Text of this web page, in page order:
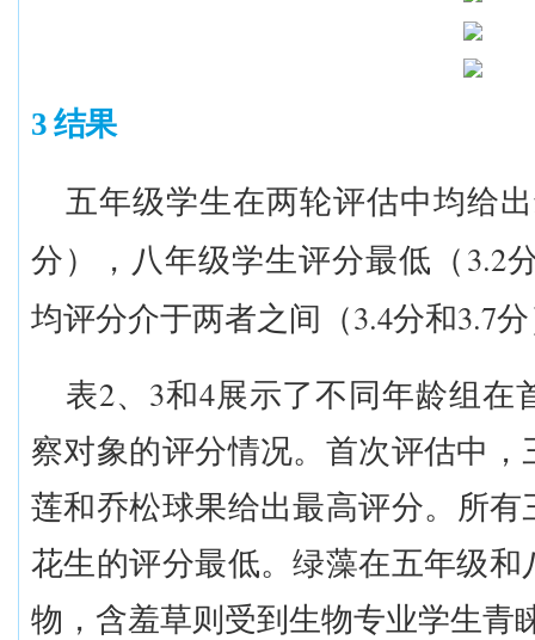
3 结果
五年级学生在两轮评估中均给
分），八年级学生评分最低（ 3.2
均评分介于两者之间（3.4分和3.7
表2、 3和4展示了不同年龄组在
察对象的评分情况。首次评估中
莲和乔松球果给出最高评分。所有
花生的评分最低。绿藻在五年级
物，含羞草则受到生物专业学生青